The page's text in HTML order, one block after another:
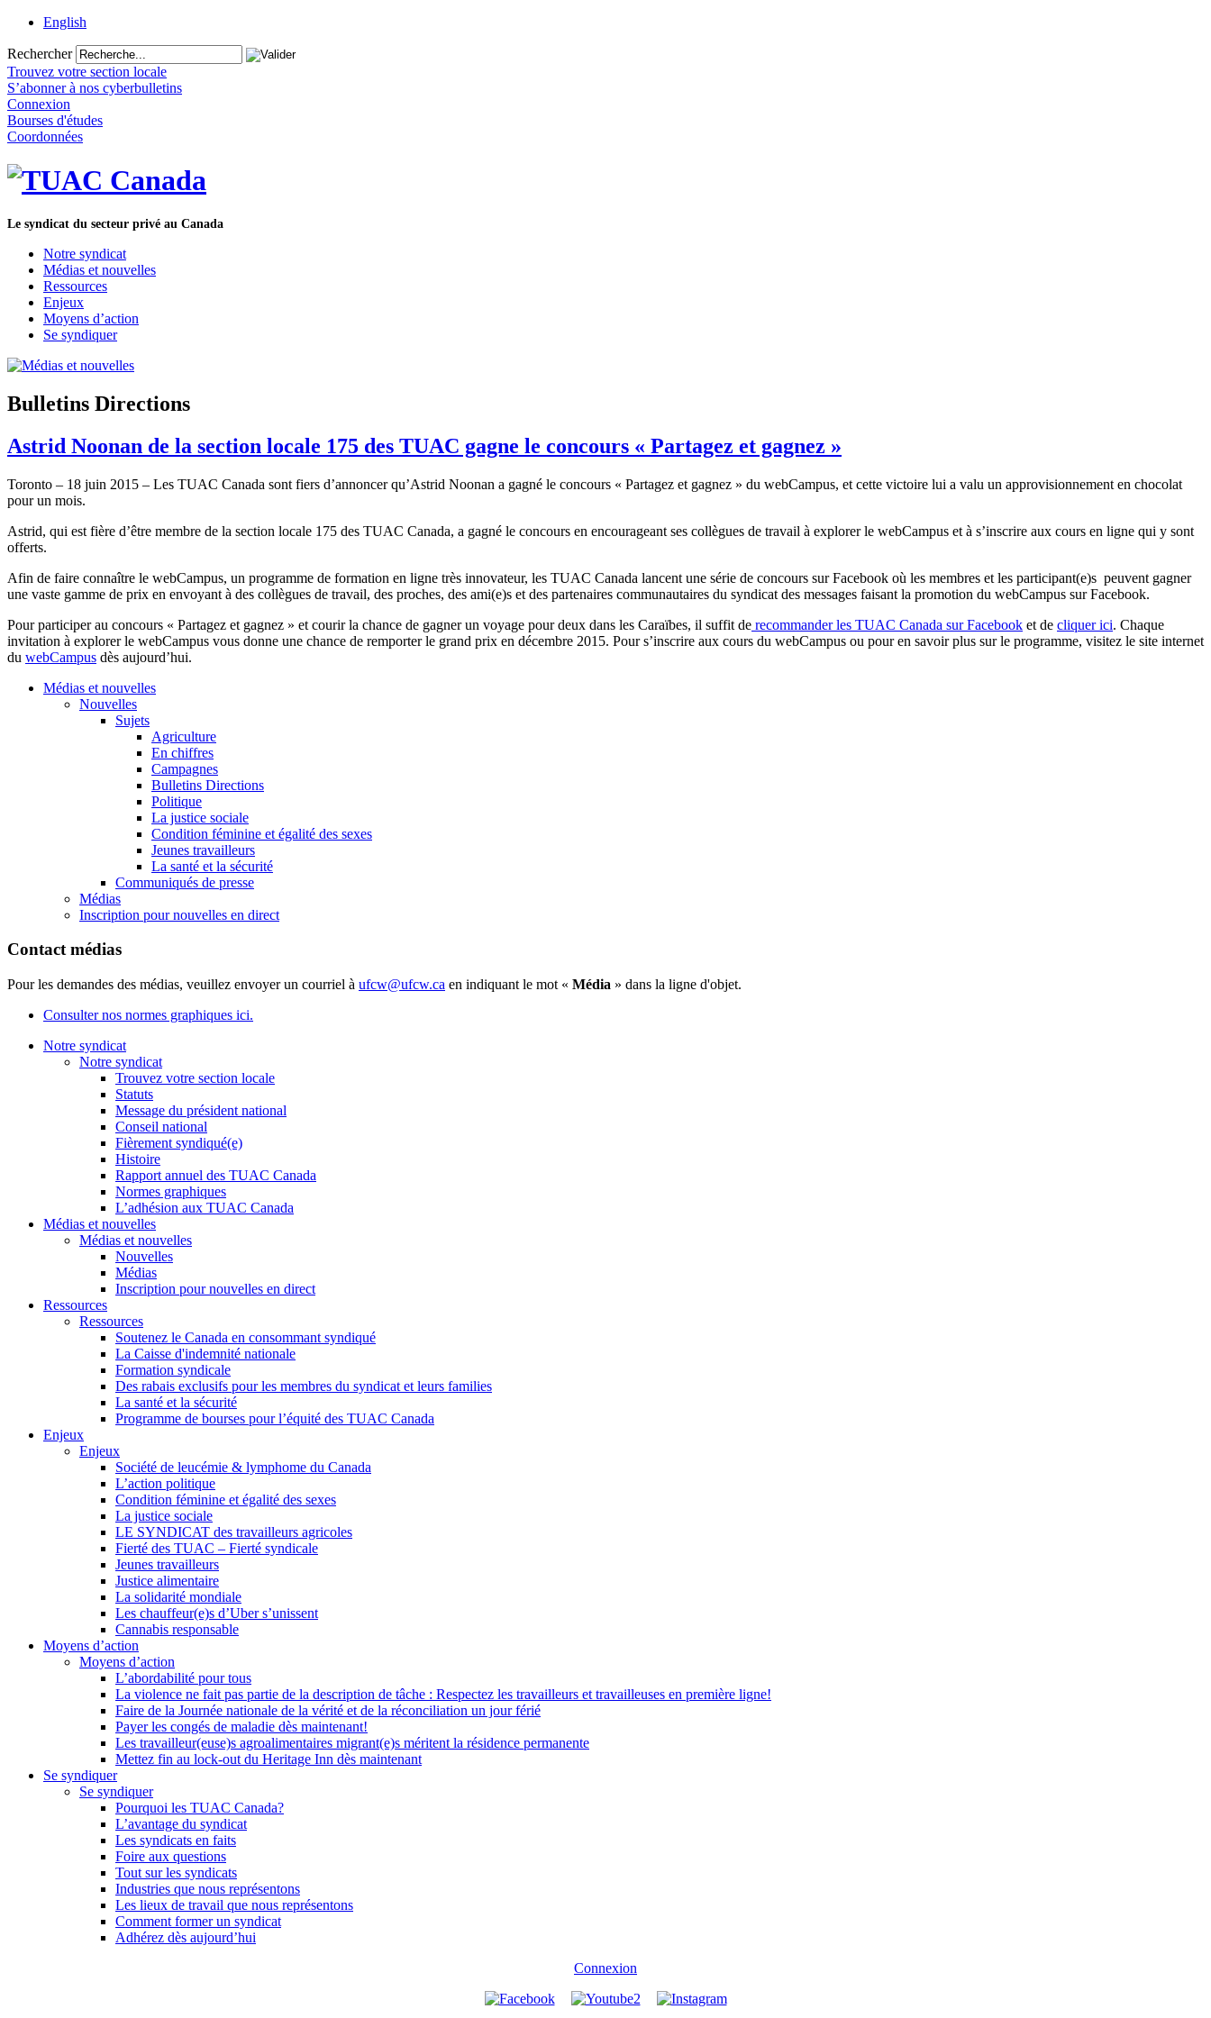
English
Rechercher
Trouvez votre section locale
S’abonner à nos cyberbulletins
Connexion
Bourses d'études
Coordonnées
Le syndicat du secteur privé au Canada
Notre syndicat
Médias et nouvelles
Ressources
Enjeux
Moyens d’action
Se syndiquer
Bulletins Directions
Astrid Noonan de la section locale 175 des TUAC gagne le concours « Partagez et gagnez »
Toronto – 18 juin 2015 – Les TUAC Canada sont fiers d’annoncer qu’Astrid Noonan a gagné le concours « Partagez et gagnez » du webCampus, et cette victoire lui a valu un approvisionnement en chocolat
pour un mois.
Astrid, qui est fière d’être membre de la section locale 175 des TUAC Canada, a gagné le concours en encourageant ses collègues de travail à explorer le webCampus et à s’inscrire aux cours en ligne qui y sont
offerts.
Afin de faire connaître le webCampus, un programme de formation en ligne très innovateur, les TUAC Canada lancent une série de concours sur Facebook où les membres et les participant(e)s peuvent gagner
une vaste gamme de prix en envoyant à des collègues de travail, des proches, des ami(e)s et des partenaires communautaires du syndicat des messages faisant la promotion du webCampus sur Facebook.
Pour participer au concours « Partagez et gagnez » et courir la chance de gagner un voyage pour deux dans les Caraïbes, il suffit de recommander les TUAC Canada sur Facebook et de cliquer ici. Chaque
invitation à explorer le webCampus vous donne une chance de remporter le grand prix en décembre 2015. Pour s’inscrire aux cours du webCampus ou pour en savoir plus sur le programme, visitez le site internet
du webCampus dès aujourd’hui.
Médias et nouvelles
Nouvelles
Sujets
Agriculture
En chiffres
Campagnes
Bulletins Directions
Politique
La justice sociale
Condition féminine et égalité des sexes
Jeunes travailleurs
La santé et la sécurité
Communiqués de presse
Médias
Inscription pour nouvelles en direct
Contact médias
Pour les demandes des médias, veuillez envoyer un courriel à ufcw@ufcw.ca en indiquant le mot « Média » dans la ligne d'objet.
Consulter nos normes graphiques ici.
Notre syndicat
Notre syndicat
Trouvez votre section locale
Statuts
Message du président national
Conseil national
Fièrement syndiqué(e)
Histoire
Rapport annuel des TUAC Canada
Normes graphiques
L’adhésion aux TUAC Canada
Médias et nouvelles
Médias et nouvelles
Nouvelles
Médias
Inscription pour nouvelles en direct
Ressources
Ressources
Soutenez le Canada en consommant syndiqué
La Caisse d'indemnité nationale
Formation syndicale
Des rabais exclusifs pour les membres du syndicat et leurs families
La santé et la sécurité
Programme de bourses pour l’équité des TUAC Canada
Enjeux
Enjeux
Société de leucémie & lymphome du Canada
L’action politique
Condition féminine et égalité des sexes
La justice sociale
LE SYNDICAT des travailleurs agricoles
Fierté des TUAC – Fierté syndicale
Jeunes travailleurs
Justice alimentaire
La solidarité mondiale
Les chauffeur(e)s d’Uber s’unissent
Cannabis responsable
Moyens d’action
Moyens d’action
L’abordabilité pour tous
La violence ne fait pas partie de la description de tâche : Respectez les travailleurs et travailleuses en première ligne!
Faire de la Journée nationale de la vérité et de la réconciliation un jour férié
Payer les congés de maladie dès maintenant!
Les travailleur(euse)s agroalimentaires migrant(e)s méritent la résidence permanente
Mettez fin au lock-out du Heritage Inn dès maintenant
Se syndiquer
Se syndiquer
Pourquoi les TUAC Canada?
L’avantage du syndicat
Les syndicats en faits
Foire aux questions
Tout sur les syndicats
Industries que nous représentons
Les lieux de travail que nous représentons
Comment former un syndicat
Adhérez dès aujourd’hui
Connexion